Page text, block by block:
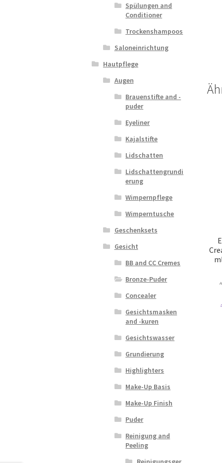
Spülungen and
Conditioner
Trockenshampoos
Saloneinrichtung
Hautpflege
Augen
Brauenstifte and -
puder
Eyeliner
Kajalstifte
Lidschatten
Lidschattengrundi
erung
Wimpernpflege
Wimperntusche
Geschenksets
Gesicht
BB and CC Cremes
Bronze-Puder
Concealer
Gesichtsmasken
and -kuren
Gesichtswasser
Grundierung
Highlighters
Make-Up Basis
Make-Up Finish
Puder
Reinigung and
Peeling